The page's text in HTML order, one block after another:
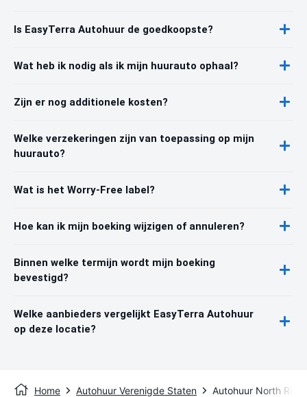
Is EasyTerra Autohuur de goedkoopste?
Wat heb ik nodig als ik mijn huurauto ophaal?
Zijn er nog additionele kosten?
Welke verzekeringen zijn van toepassing op mijn
huurauto?
Wat is het Worry-Free label?
Hoe kan ik mijn boeking wijzigen of annuleren?
Binnen welke termijn wordt mijn boeking
bevestigd?
Welke aanbieders vergelijkt EasyTerra Autohuur
op deze locatie?
Home Autohuur Verenigde Staten Autohuur North